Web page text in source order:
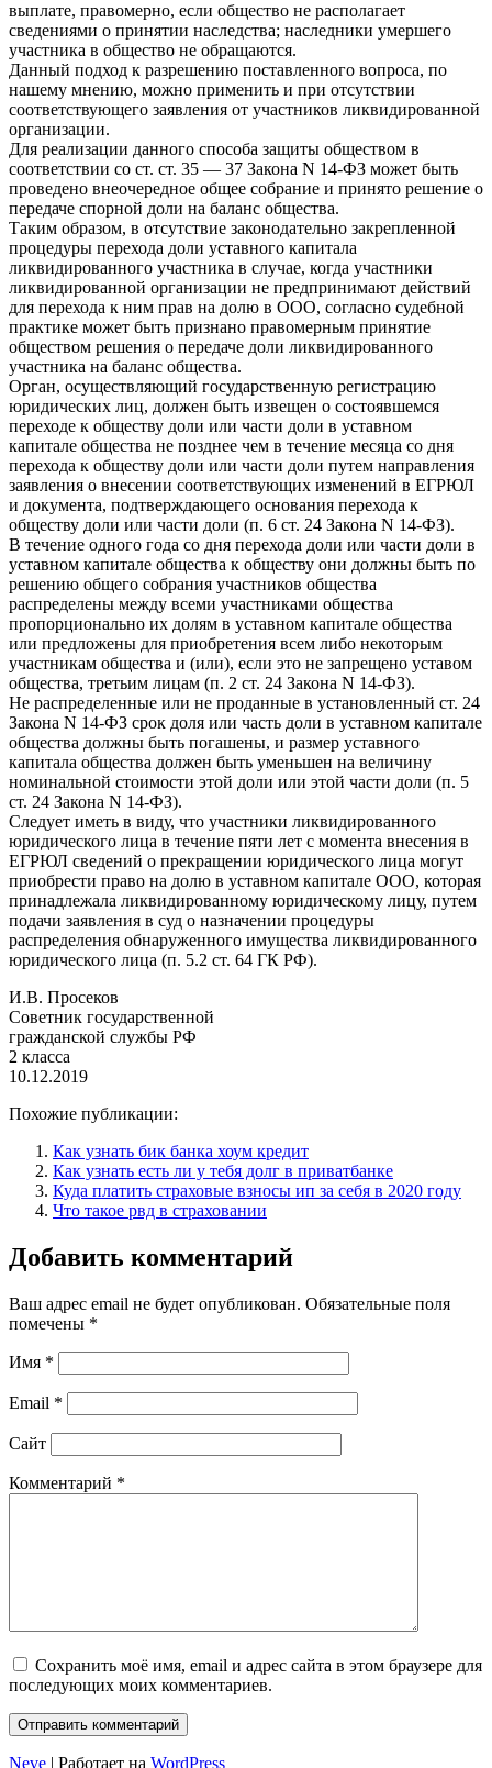
выплате, правомерно, если общество не располагает
сведениями о принятии наследства; наследники умершего
участника в общество не обращаются.
Данный подход к разрешению поставленного вопроса, по
нашему мнению, можно применить и при отсутствии
соответствующего заявления от участников ликвидированной
организации.
Для реализации данного способа защиты обществом в
соответствии со ст. ст. 35 — 37 Закона N 14-ФЗ может быть
проведено внеочередное общее собрание и принято решение о
передаче спорной доли на баланс общества.
Таким образом, в отсутствие законодательно закрепленной
процедуры перехода доли уставного капитала
ликвидированного участника в случае, когда участники
ликвидированной организации не предпринимают действий
для перехода к ним прав на долю в ООО, согласно судебной
практике может быть признано правомерным принятие
обществом решения о передаче доли ликвидированного
участника на баланс общества.
Орган, осуществляющий государственную регистрацию
юридических лиц, должен быть извещен о состоявшемся
переходе к обществу доли или части доли в уставном
капитале общества не позднее чем в течение месяца со дня
перехода к обществу доли или части доли путем направления
заявления о внесении соответствующих изменений в ЕГРЮЛ
и документа, подтверждающего основания перехода к
обществу доли или части доли (п. 6 ст. 24 Закона N 14-ФЗ).
В течение одного года со дня перехода доли или части доли в
уставном капитале общества к обществу они должны быть по
решению общего собрания участников общества
распределены между всеми участниками общества
пропорционально их долям в уставном капитале общества
или предложены для приобретения всем либо некоторым
участникам общества и (или), если это не запрещено уставом
общества, третьим лицам (п. 2 ст. 24 Закона N 14-ФЗ).
Не распределенные или не проданные в установленный ст. 24
Закона N 14-ФЗ срок доля или часть доли в уставном капитале
общества должны быть погашены, и размер уставного
капитала общества должен быть уменьшен на величину
номинальной стоимости этой доли или этой части доли (п. 5
ст. 24 Закона N 14-ФЗ).
Следует иметь в виду, что участники ликвидированного
юридического лица в течение пяти лет с момента внесения в
ЕГРЮЛ сведений о прекращении юридического лица могут
приобрести право на долю в уставном капитале ООО, которая
принадлежала ликвидированному юридическому лицу, путем
подачи заявления в суд о назначении процедуры
распределения обнаруженного имущества ликвидированного
юридического лица (п. 5.2 ст. 64 ГК РФ).
И.В. Просеков
Советник государственной
гражданской службы РФ
2 класса
10.12.2019
Похожие публикации:
Как узнать бик банка хоум кредит
Как узнать есть ли у тебя долг в приватбанке
Куда платить страховые взносы ип за себя в 2020 году
Что такое рвд в страховании
Добавить комментарий
Ваш адрес email не будет опубликован. Обязательные поля
помечены *
Имя *
Email *
Сайт
Комментарий *
Сохранить моё имя, email и адрес сайта в этом браузере для
последующих моих комментариев.
Neve | Работает на WordPress